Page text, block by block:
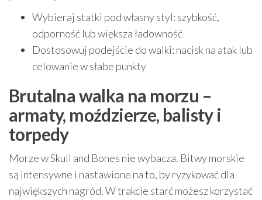
Wybieraj statki pod własny styl: szybkość,
odporność lub większa ładowność
Dostosowuj podejście do walki: nacisk na atak lub
celowanie w słabe punkty
Brutalna walka na morzu –
armaty, moździerze, balisty i
torpedy
Morze w Skull and Bones nie wybacza. Bitwy morskie
są intensywne i nastawione na to, by ryzykować dla
największych nagród. W trakcie starć możesz korzystać